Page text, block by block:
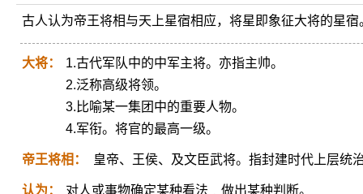
古人认为帝王将相与天上星宿相应，将星即象征大将的星宿
大将：
1.古代军队中的中军主将。亦指主帅。
2.泛称高级将领。
3.比喻某一集团中的重要人物。
4.军衔。将官的最高一级。
帝王将相： 皇帝、王侯、及文臣武将。指封建时代上层统
认为： 对人或事物确定某种看法﹐做出某种判断。